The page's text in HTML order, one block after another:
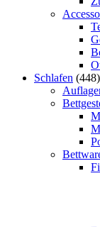
Schlafen (448)